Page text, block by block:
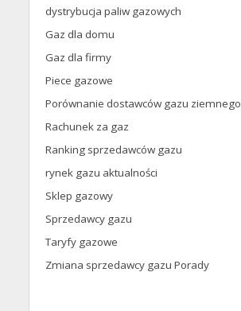
dystrybucja paliw gazowych
Gaz dla domu
Gaz dla firmy
Piece gazowe
Porównanie dostawców gazu ziemnego
Rachunek za gaz
Ranking sprzedawców gazu
rynek gazu aktualności
Sklep gazowy
Sprzedawcy gazu
Taryfy gazowe
Zmiana sprzedawcy gazu Porady